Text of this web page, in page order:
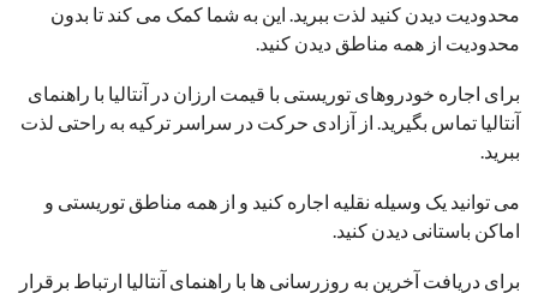
محدودیت دیدن کنید لذت ببرید. این به شما کمک می کند تا بدون
محدودیت از همه مناطق دیدن کنید.
برای اجاره خودروهای توریستی با قیمت ارزان در آنتالیا با راهنمای
آنتالیا تماس بگیرید. از آزادی حرکت در سراسر ترکیه به راحتی لذت
ببرید.
می توانید یک وسیله نقلیه اجاره کنید و از همه مناطق توریستی و
اماکن باستانی دیدن کنید.
برای دریافت آخرین به روزرسانی ها با راهنمای آنتالیا ارتباط برقرار